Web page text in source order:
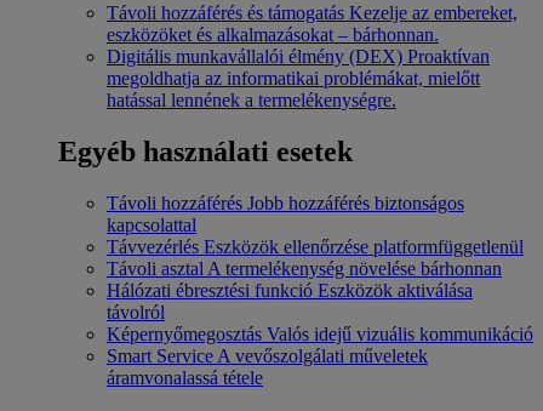
Távoli hozzáférés és támogatás Kezelje az embereket,
eszközöket és alkalmazásokat – bárhonnan.
Digitális munkavállalói élmény (DEX) Proaktívan
megoldhatja az informatikai problémákat, mielőtt
hatással lennének a termelékenységre.
Egyéb használati esetek
Távoli hozzáférés Jobb hozzáférés biztonságos
kapcsolattal
Távvezérlés Eszközök ellenőrzése platformfüggetlenül
Távoli asztal A termelékenység növelése bárhonnan
Hálózati ébresztési funkció Eszközök aktiválása
távolról
Képernyőmegosztás Valós idejű vizuális kommunikáció
Smart Service A vevőszolgálati műveletek
áramvonalassá tétele